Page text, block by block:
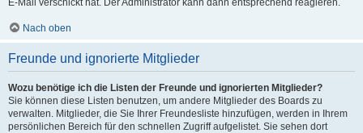
E-Mail verschickt hat. Der Administrator kann dann entsprechend reagieren.
Nach oben
Freunde und ignorierte Mitglieder
Wozu benötige ich die Listen der Freunde und ignorierten Mitglieder?
Sie können diese Listen benutzen, um andere Mitglieder des Boards zu
verwalten. Mitglieder, die Sie Ihrer Freundesliste hinzufügen, werden in Ihrem
persönlichen Bereich für den schnellen Zugriff aufgelistet. Sie sehen dort